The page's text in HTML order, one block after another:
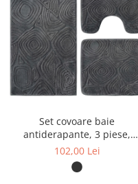
Set covoare baie
antiderapante, 3 piese,
antracit, textură soft triunghi
102,00 Lei